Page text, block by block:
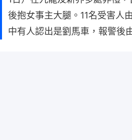
後抱女事主大腿。11名受害人
中有人認出是劉馬車，報警後